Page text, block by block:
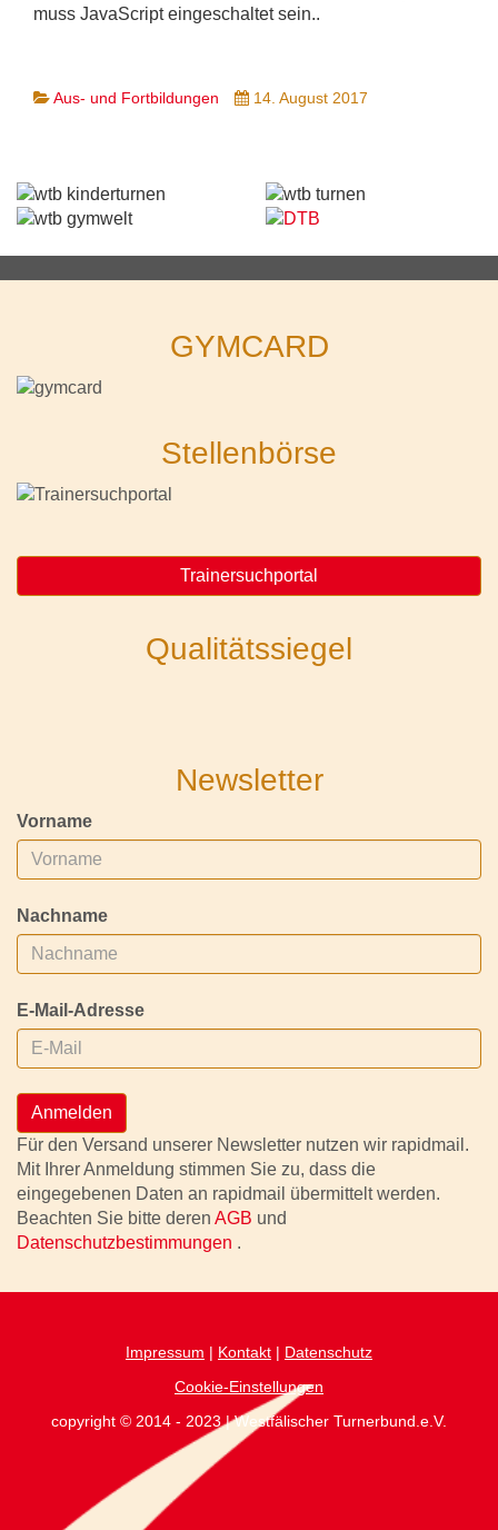
muss JavaScript eingeschaltet sein..
Aus- und Fortbildungen 14. August 2017
GYMCARD
Stellenbörse
Trainersuchportal
Qualitätssiegel
Newsletter
Vorname
Nachname
E-Mail-Adresse
Anmelden
Für den Versand unserer Newsletter nutzen wir rapidmail.
Mit Ihrer Anmeldung stimmen Sie zu, dass die
eingegebenen Daten an rapidmail übermittelt werden.
Beachten Sie bitte deren AGB und
Datenschutzbestimmungen .
Impressum | Kontakt | Datenschutz
Cookie-Einstellungen
copyright © 2014 - 2023 | Westfälischer Turnerbund.e.V.